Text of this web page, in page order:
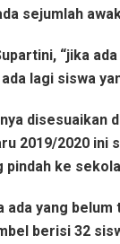
sejumlah
“jika
lagi siswa
disesuaikan
2019/2020
pindah ke
ada yang
berisi 32